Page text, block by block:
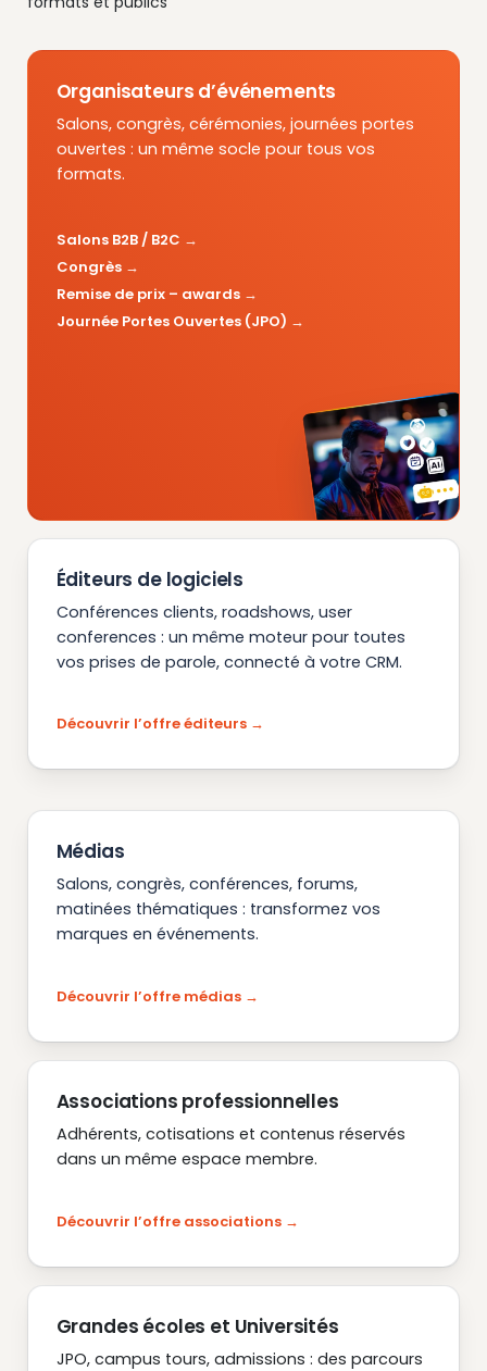
Organisateurs d’événements
Salons, congrès, cérémonies, journées portes
ouvertes : un même socle pour tous vos
formats.
Salons B2B / B2C
Congrès
Remise de prix – awards
Journée Portes Ouvertes (JPO)
Éditeurs de logiciels
Conférences clients, roadshows, user
conferences : un même moteur pour toutes
vos prises de parole, connecté à votre CRM.
Découvrir l’offre éditeurs
Médias
Salons, congrès, conférences, forums,
matinées thématiques : transformez vos
marques en événements.
Découvrir l’offre médias
Associations professionnelles
Adhérents, cotisations et contenus réservés
dans un même espace membre.
Découvrir l’offre associations
Grandes écoles et Universités
JPO, campus tours, admissions : des parcours